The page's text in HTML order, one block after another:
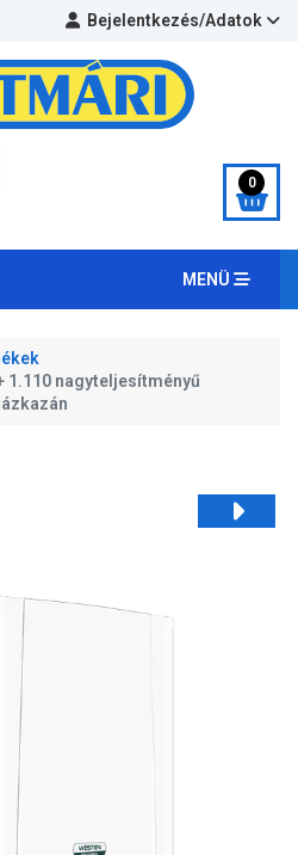
Bejelentkezés/Adatok
0
MENÜ
1.110 nagyteljesítményű